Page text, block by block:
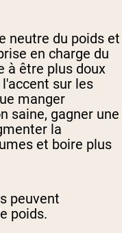
neutre du poids et
en charge du
à être plus doux
sur les
manger
saine, gagner une
la
et boire plus
peuvent
poids.